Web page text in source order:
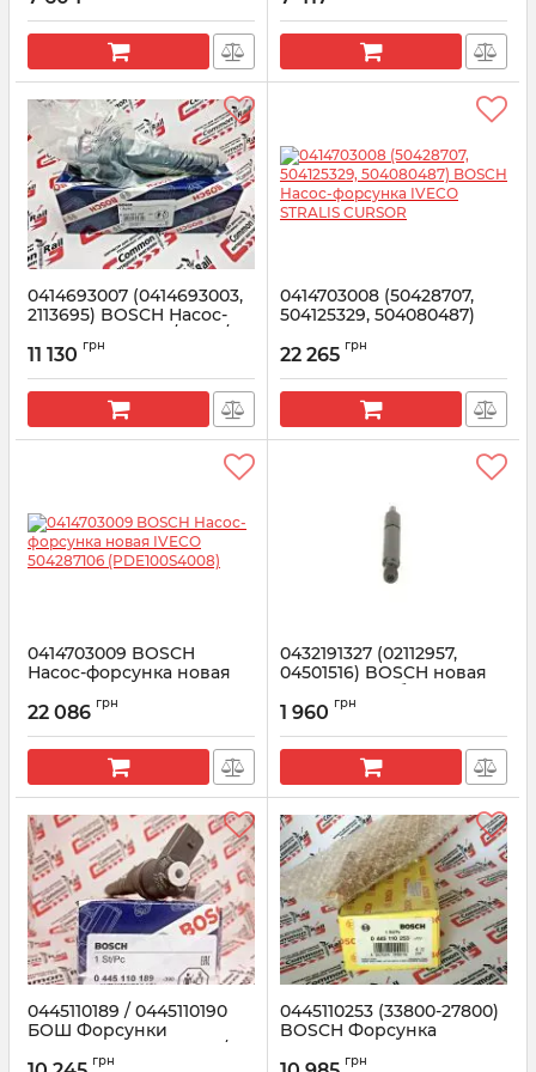
Артикул: 0414491109
0414693007 (0414693003,
2113695) BOSCH Насос-
форсунка Дойц / КХД /
Вольво, D6E LBE3,D6D
Артикул: 0414693007
11 130 грн
0414703008 (50428707,
504125329, 504080487)
IVECO STRALIS CURSOR
Артикул: 0414703008
22 265 грн
0414703009 BOSCH
Насос-форсунка новая
(PDE100S4008)
Артикул: 0414703009
22 086 грн
0432191327 (02112957,
04501516) BOSCH новая
форсунка в сборе DEUTZ
Артикул:
1 960 грн
0445110189 / 0445110190
БОШ Форсунки
Mercedes Sprinter 2.2 / 2.7
грн
0445110253 (33800-27800)
BOSCH Форсунка
грн